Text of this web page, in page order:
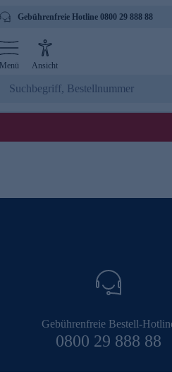
Gebührenfreie Hotline 0800 29 888 88
Menü Ansicht
Gebührenfreie Bestell-
0800 29 888 88